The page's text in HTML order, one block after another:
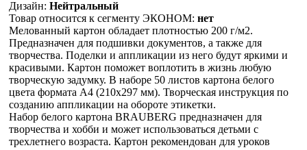
Дизайн: Нейтральный
Товар относится к сегменту ЭКОНОМ: нет
Мелованный картон обладает плотностью 200 г/м2.
Предназначен для подшивки документов, а также для
творчества. Поделки и аппликации из него будут яркими и
красивыми. Картон поможет воплотить в жизнь любую
творческую задумку. В наборе 50 листов картона белого
цвета формата А4 (210х297 мм). Творческая инструкция по
созданию аппликации на обороте этикетки.
Набор белого картона BRAUBERG предназначен для
творчества и хобби и может использоваться детьми с
трехлетнего возраста. Картон рекомендован для уроков